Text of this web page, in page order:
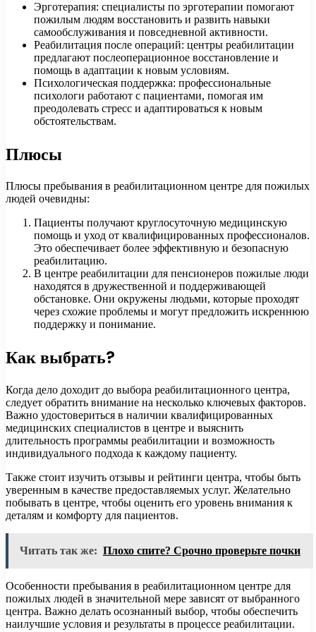
Эрготерапия: специалисты по эрготерапии помогают
пожилым людям восстановить и развить навыки
самообслуживания и повседневной активности.
Реабилитация после операций: центры реабилитации
предлагают послеоперационное восстановление и
помощь в адаптации к новым условиям.
Психологическая поддержка: профессиональные
психологи работают с пациентами, помогая им
преодолевать стресс и адаптироваться к новым
обстоятельствам.
Плюсы
Плюсы пребывания в реабилитационном центре для пожилых
людей очевидны:
Пациенты получают круглосуточную медицинскую
помощь и уход от квалифицированных профессионалов.
Это обеспечивает более эффективную и безопасную
реабилитацию.
В центре реабилитации для пенсионеров пожилые люди
находятся в дружественной и поддерживающей
обстановке. Они окружены людьми, которые проходят
через схожие проблемы и могут предложить искреннюю
поддержку и понимание.
Как выбрать?
Когда дело доходит до выбора реабилитационного центра,
следует обратить внимание на несколько ключевых факторов.
Важно удостовериться в наличии квалифицированных
медицинских специалистов в центре и выяснить
длительность программы реабилитации и возможность
индивидуального подхода к каждому пациенту.
Также стоит изучить отзывы и рейтинги центра, чтобы быть
уверенным в качестве предоставляемых услуг. Желательно
побывать в центре, чтобы оценить его уровень внимания к
деталям и комфорту для пациентов.
Читать так же: Плохо спите? Срочно проверьте почки
Особенности пребывания в реабилитационном центре для
пожилых людей в значительной мере зависят от выбранного
центра. Важно делать осознанный выбор, чтобы обеспечить
наилучшие условия и результаты в процессе реабилитации.